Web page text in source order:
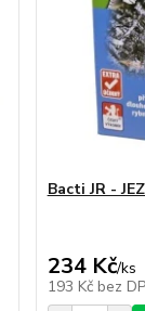
Bacti JR -
234 Kč/ks
193 Kč bez